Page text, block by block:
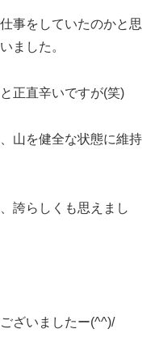
事をしていたのかと思
ました。
正直辛いですが(笑)
山を健全な状態に維持
誇らしくも思えまし
ざいましたー(^^)/